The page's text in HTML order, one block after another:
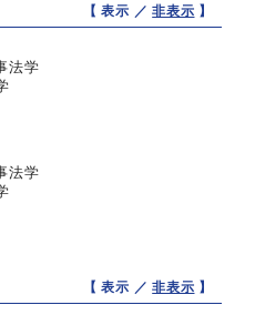
【 表示 ／非表示 】
法学
法学
【 表示 ／非表示 】